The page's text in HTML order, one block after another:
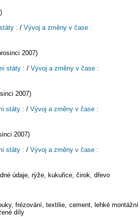
: / Vývoj a změny v čase :
2007)
státy : / Vývoj a změny v čase :
2007)
státy : / Vývoj a změny v čase :
2007)
státy : / Vývoj a změny v čase :
údaje, rýže, kukuřice, čirok, dřevo
frézování, textilie, cement, lehké montážní
díly